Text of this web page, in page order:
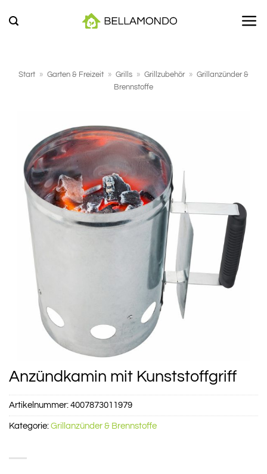
Inhalt
Start » Garten & Freizeit » Grills » Grillzubehör » Grillanzünder &
Brennstoffe
Anzündkamin mit Kunststoffgriff
Artikelnummer: 4007873011979
Kategorie: Grillanzünder & Brennstoffe